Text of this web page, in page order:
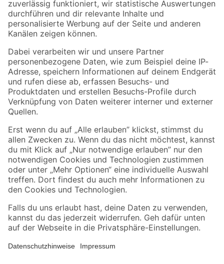
Zur Newsletter Anmeldung
Folge uns
Zahlungsarten Versandarten
Sicher einkaufen
Jetzt die toom-App herunterladen
Alle Preisangaben in EUR inkl. gesetzl. MwSt.. Die dargestellten Angebote sind unter
Umständen nicht in allen Märkten verfügbar. Die angegebenen Verfügbarkeiten beziehen
Produkte nur solange der Vorrat reicht.
*Paketversand ab 59 € versandkostenfrei, gilt nicht für Artikel mit Speditionsversand, hier